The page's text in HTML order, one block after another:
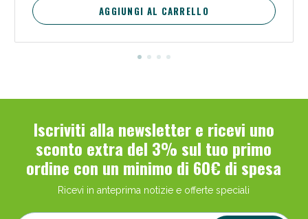
AGGIUNGI AL CARRELLO
Iscriviti alla newsletter e ricevi uno
sconto extra del 3% sul tuo primo
ordine con un minimo di 60€ di spesa
Ricevi in anteprima notizie e offerte speciali